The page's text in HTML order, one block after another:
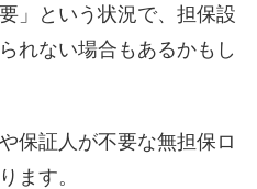
」という状況で、担保設
れない場合もあるかもし
保証人が不要な無担保ロ
ます。